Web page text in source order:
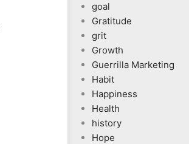
goal
Gratitude
grit
Growth
Guerrilla Marketing
Habit
Happiness
Health
history
Hope